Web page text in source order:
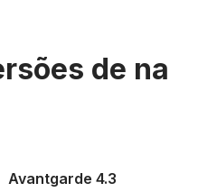
de na
Avantgarde 4.3